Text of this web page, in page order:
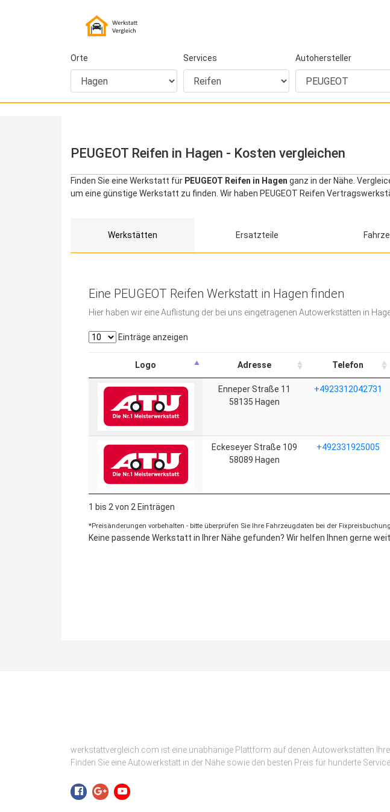
Orte Services Autohersteller
PEUGEOT Reifen in Hagen - Kosten vergleichen
Finden Sie eine Werkstatt für PEUGEOT Reifen in Hagen ganz in der Nähe.
um eine günstige Werkstatt zu finden. Wir haben PEUGEOT Reifen
Werkstätten Ersatzteile
Eine PEUGEOT Reifen Werkstatt in Hagen finden
Hier haben wir eine Auflistung der bei uns eingetragenen Autowerkstätten in
Einträge anzeigen
Logo Adresse Telefon
Enneper Straße 11
58135 Hagen
+4923312042731
Eckeseyer Straße 109
58089 Hagen
+492331925005
1 bis 2 von 2 Einträgen
*Preisänderungen vorbehalten - bitte überprüfen Sie Ihre Fahrzeugdaten bei der Fixpreisbuchung.
Keine passende Werkstatt in Ihrer Nähe gefunden? Wir helfen Ihnen gerne
werkstattvergleich.com ist eine unabhänige Plattform auf denen Autowerkstätten
Finden Sie eine Autowerkstatt in der Nähe sowie den besten Preis für hunderte